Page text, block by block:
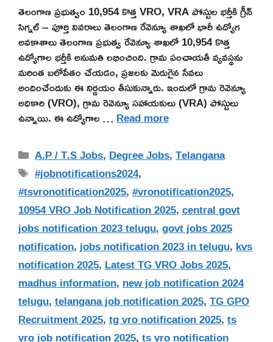
తెలంగాణ ప్రభుత్వం 10,954 కొత్త VRO, VRA పోస్టుల భర్తీకి గ్రీన్
సిగ్నల్ – పూర్తి వివరాలు తెలంగాణ రేవెన్యూ శాఖలో భారీ ఉద్యోగ
అవకాశాలు తెలంగాణ ప్రభుత్వ రేవెన్యూ శాఖలో 10,954 కొత్త
ఉద్యోగాల భర్తీకి అనుమతి లభించింది. గ్రామ పంచాయతీ వ్యవస్థను
మరింత బలోపేతం చేయడం, ప్రజలకు మెరుగైన సేవలు
అందించేందుకు ఈ నిర్ణయం తీసుకున్నారు. ఇందులో గ్రామ రెవెన్యూ
అధికారి (VRO), గ్రామ రెవెన్యూ సహాయకులు (VRA) పోస్టులు
ఉన్నాయి. ఈ ఉద్యోగాల …Read more
Categories
A.P / T.S Jobs,Degree Jobs,Telangana
Tags
#jobnotifications2024,
#tsvronotification2025,#vronotification2025,
10954 VRO Job Notification 2025,central govt
jobs notification 2023 telugu,govt jobs 2025
notification,jobs notification 2023 in telugu,kvs
notification 2025,Latest TG VRO Jobs 2025,
madhus information,new job notification 2024
telugu,telangana job notification 2025,TG GPO
Recruitment 2025,tg vro notification 2025,ts
vro job notification 2025,ts vro notification